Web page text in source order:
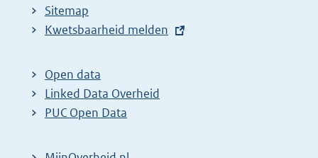
Sitemap
E
t
e
r
Kwetsbaarheid melden
Open data
Linked Data Overheid
PUC Open Data